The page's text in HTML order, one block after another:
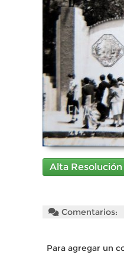
Alta Resolución
Comentarios:
Para agregar un